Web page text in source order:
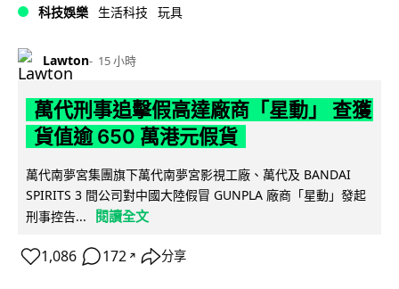
科技娛樂 生活科技 玩具
Lawton 15 小時
萬代刑事追擊假高達廠商「星動」 查獲
貨值逾 650 萬港元假貨
萬代南夢宮集團旗下萬代南夢宮影視工廠、萬代及 BANDAI
SPIRITS 3 間公司對中國大陸假冒 GUNPLA 廠商「星動」發起
刑事控告...
閱讀全文
1,086 172 ↗ 分享